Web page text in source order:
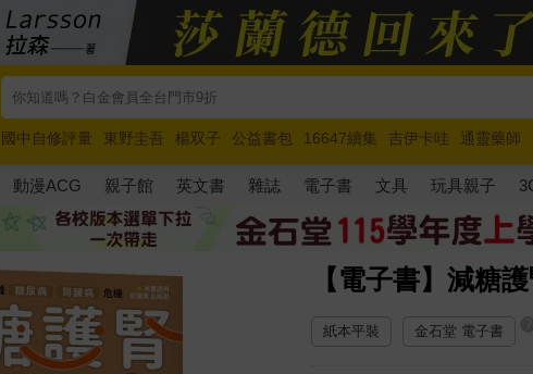
國中自修評量 東野圭吾 楊双子 公益書包 16647續集 吉伊卡哇
通靈藥師
唯紅花綻放
奧德賽 路邊攤新作 馬斯克 玩具總動員5 超慢跑
動漫ACG 親子館 英文書 雜誌 電子書 文具 玩具親子
【電子書】減糖
紙本平裝 金石堂 電子書